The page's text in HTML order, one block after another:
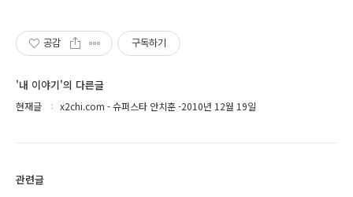
공감 구독하기
'내 이야기'의 다른글
현재글 x2chi.com - 슈퍼스타 안치훈 -2010년 12월 19일
관련글